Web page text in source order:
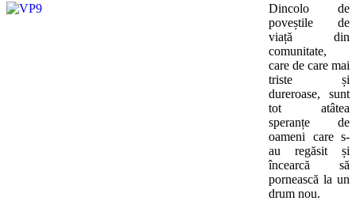
Dincolo de
poveștile de
viață din
comunitate,
care de care mai
triste și
dureroase, sunt
tot atâtea
speranțe de
oameni care s-
au regăsit și
încearcă să
pornească la un
drum nou.